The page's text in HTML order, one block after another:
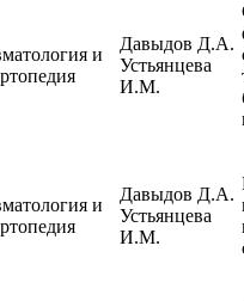
и
Давыдов Д.А.
Устьянцева
И.М.
и
Давыдов Д.А.
Устьянцева
И.М.